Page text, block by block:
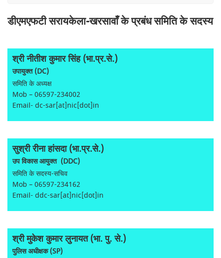
डीएमएफटी सरायकेला-खरसावाँ के प्रबंध समिति के सदस्य
श्री नीतीश कुमार सिंह (भा.प्र.से.)
उपायुक्त (DC)
समिति के अध्यक्ष
Mob – 06597-234002
Email- dc-sar[at]nic[dot]in
सुश्री रीना हांसदा (भा.प्र.से.)
उप विकास आयुक्त (DDC)
समिति के सदस्य-सचिव
Mob – 06597-234162
Email- ddc-sar[at]nic[dot]in
श्री मुकेश कुमार लुनायत (भा. पु. से.)
पुलिस अधीक्षक (SP)